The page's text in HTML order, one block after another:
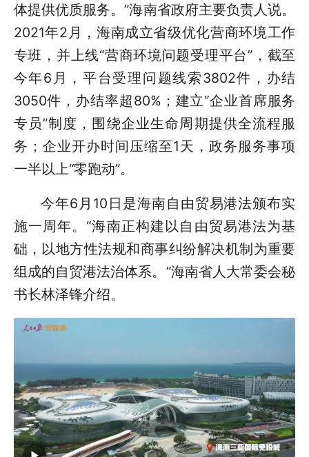
体提供优质服务。”海南省政府主要负责人说。
2021年2月，海南成立省级优化营商环境工作
专班，并上线“营商环境问题受理平台”，截至
今年6月，平台受理问题线索3802件，办结
3050件，办结率超80%；建立“企业首席服务
专员”制度，围绕企业生命周期提供全流程服
务；企业开办时间压缩至1天，政务服务事项
一半以上“零跑动”。
今年6月10日是海南自由贸易港法颁布实
施一周年。“海南正构建以自由贸易港法为基
础，以地方性法规和商事纠纷解决机制为重要
组成的自贸港法治体系。”海南省人大常委会秘
书长林泽锋介绍。